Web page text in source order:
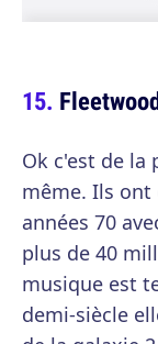
Ok c'est de la
même. Ils ont
années 70
plus de 40
musique est
demi-siècle